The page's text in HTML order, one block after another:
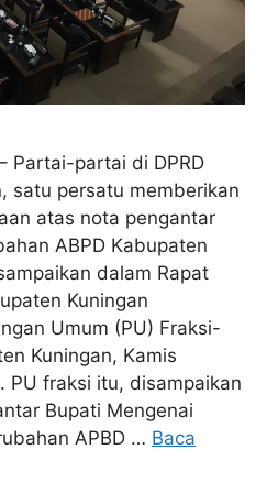
Partai-partai di DPRD
satu persatu memberikan
atas nota pengantar
ABPD Kabupaten
dalam Rapat
Kuningan
Umum (PU) Fraksi-
Kuningan, Kamis
PU fraksi itu, disampaikan
Bupati Mengenai
APBD … Baca